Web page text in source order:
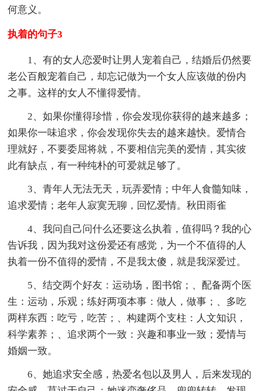
何意义。
执着的句子3
1、有的女人恋爱时让男人宠着自己，结婚后仍然要
老公百般宠着自己，却忘记做为一个女人应该做的份内
之事。这样的女人不懂得爱情。
2、如果你懂得珍惜，你会发现你获得的越来越多；
如果你一味追求，你会发现你失去的越来越快。爱情合
理就好，不要委屈将就，不要相信完美的爱情，其实彼
此有缺点，有一种纯朴的可爱就足够了。
3、青年人无法无天，玩弄爱情；中年人食髓知味，
追求爱情；老年人寂寞无聊，回忆爱情。秋田雨雀
4、我问自己问什么还要这么执着，值得吗？我的心
告诉我，因为我对这份爱还有感觉，为一个不值得的人
执着一份不值得的爱情，不是我太傻，就是我深爱过。
5、结交两个好友：运动场，图书馆；、配备两个医
生：运动，乐观；练好两项本事：做人，做事；、多吃
两样东西：吃亏，吃苦；、构建两个支柱：人文知识，
科学素养；、追求两个一致：兴趣和事业一致；爱情与
婚姻一致。
6、她追求安全感，热爱名包以及男人，后来发现的